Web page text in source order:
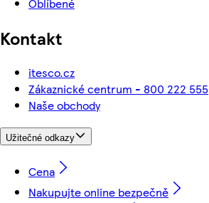
Kontakt
itesco.cz
Zákaznické centrum - 800 222 555
Naše obchody
Užitečné odkazy
Cena
Nakupujte online bezpečně